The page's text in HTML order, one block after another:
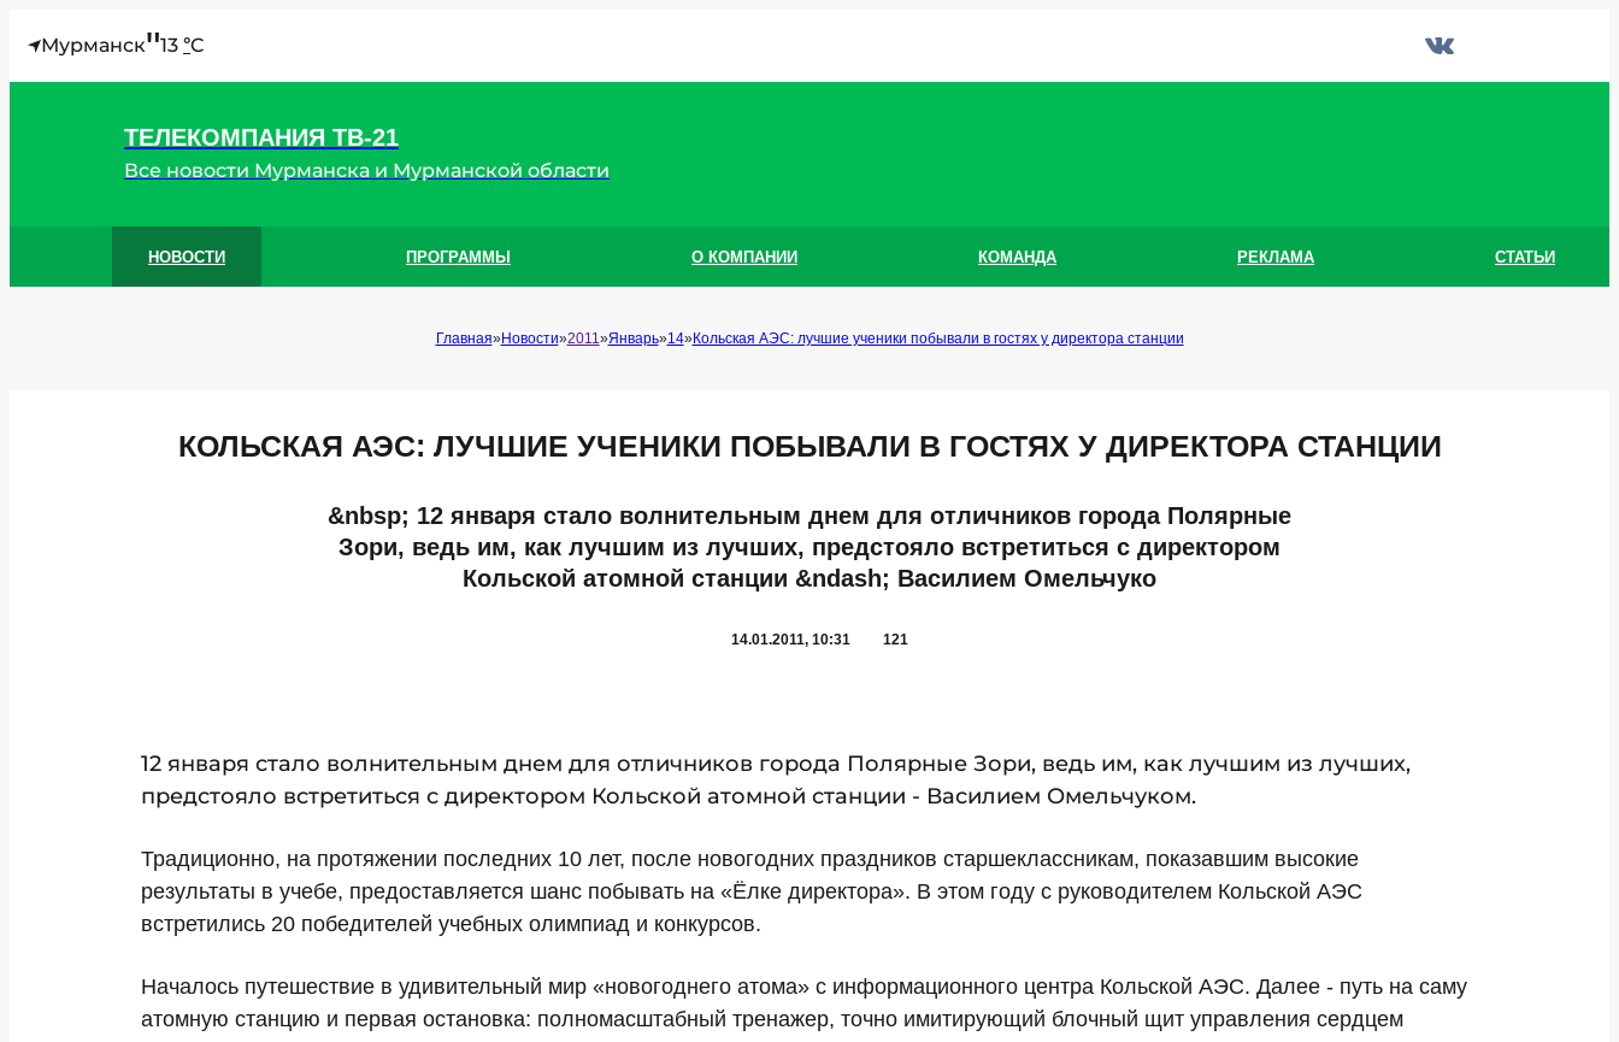
Мурманск"13 °C
ТЕЛЕКОМПАНИЯ ТВ-21
Все новости Мурманска и Мурманской области
НОВОСТИ ПРОГРАММЫ О КОМПАНИИ КОМАНДА РЕКЛАМА СТАТЬИ
Главная Новости 2011 Январь 14 Кольская АЭС: лучшие ученики побывали в гостях у директора станции
КОЛЬСКАЯ АЭС: ЛУЧШИЕ УЧЕНИКИ ПОБЫВАЛИ В ГОСТЯХ У ДИРЕКТОРА СТАНЦИИ
&nbsp; 12 января стало волнительным днем для отличников города Полярные
Зори, ведь им, как лучшим из лучших, предстояло встретиться с директором
Кольской атомной станции &ndash; Василием Омельчуко
14.01.2011, 10:31 121
12 января стало волнительным днем для отличников города Полярные Зори, ведь им, как лучшим из лучших,
предстояло встретиться с директором Кольской атомной станции - Василием Омельчуком.
Традиционно, на протяжении последних 10 лет, после новогодних праздников старшеклассникам, показавшим высокие
результаты в учебе, предоставляется шанс побывать на «Ёлке директора». В этом году с руководителем Кольской АЭС
встретились 20 победителей учебных олимпиад и конкурсов.
Началось путешествие в удивительный мир «новогоднего атома» с информационного центра Кольской АЭС. Далее - путь на саму
атомную станцию и первая остановка: полномасштабный тренажер, точно имитирующий блочный щит управления сердцем